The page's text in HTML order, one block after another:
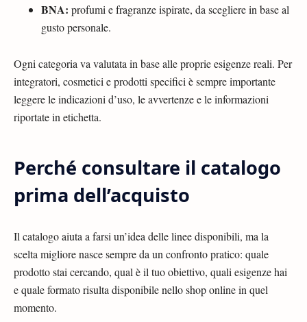
BNA: profumi e fragranze ispirate, da scegliere in base al
gusto personale.
Ogni categoria va valutata in base alle proprie esigenze reali. Per
integratori, cosmetici e prodotti specifici è sempre importante
leggere le indicazioni d’uso, le avvertenze e le informazioni
riportate in etichetta.
Perché consultare il catalogo
prima dell’acquisto
Il catalogo aiuta a farsi un’idea delle linee disponibili, ma la
scelta migliore nasce sempre da un confronto pratico: quale
prodotto stai cercando, qual è il tuo obiettivo, quali esigenze hai
e quale formato risulta disponibile nello shop online in quel
momento.